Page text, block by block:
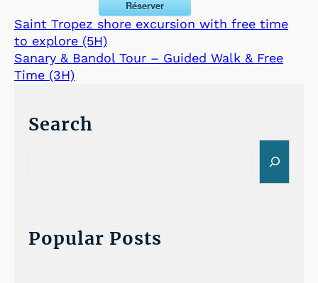
Réserver
Saint Tropez shore excursion with free time
to explore (5H)
Sanary & Bandol Tour – Guided Walk & Free
Time (3H)
Search
h
Popular Posts